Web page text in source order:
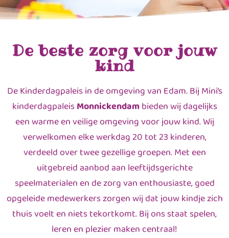
De beste zorg voor jouw
kind
De Kinderdagpaleis in de omgeving van Edam. Bij Mini’s
kinderdagpaleisMonnickendam bieden wij dagelijks
een warme en veilige omgeving voor jouw kind. Wij
verwelkomen elke werkdag 20 tot 23 kinderen,
verdeeld over twee gezellige groepen. Met een
uitgebreid aanbod aan leeftijdsgerichte
speelmaterialen en de zorg van enthousiaste, goed
opgeleide medewerkers zorgen wij dat jouw kindje zich
thuis voelt en niets tekortkomt. Bij ons staat spelen,
leren en plezier maken centraal!